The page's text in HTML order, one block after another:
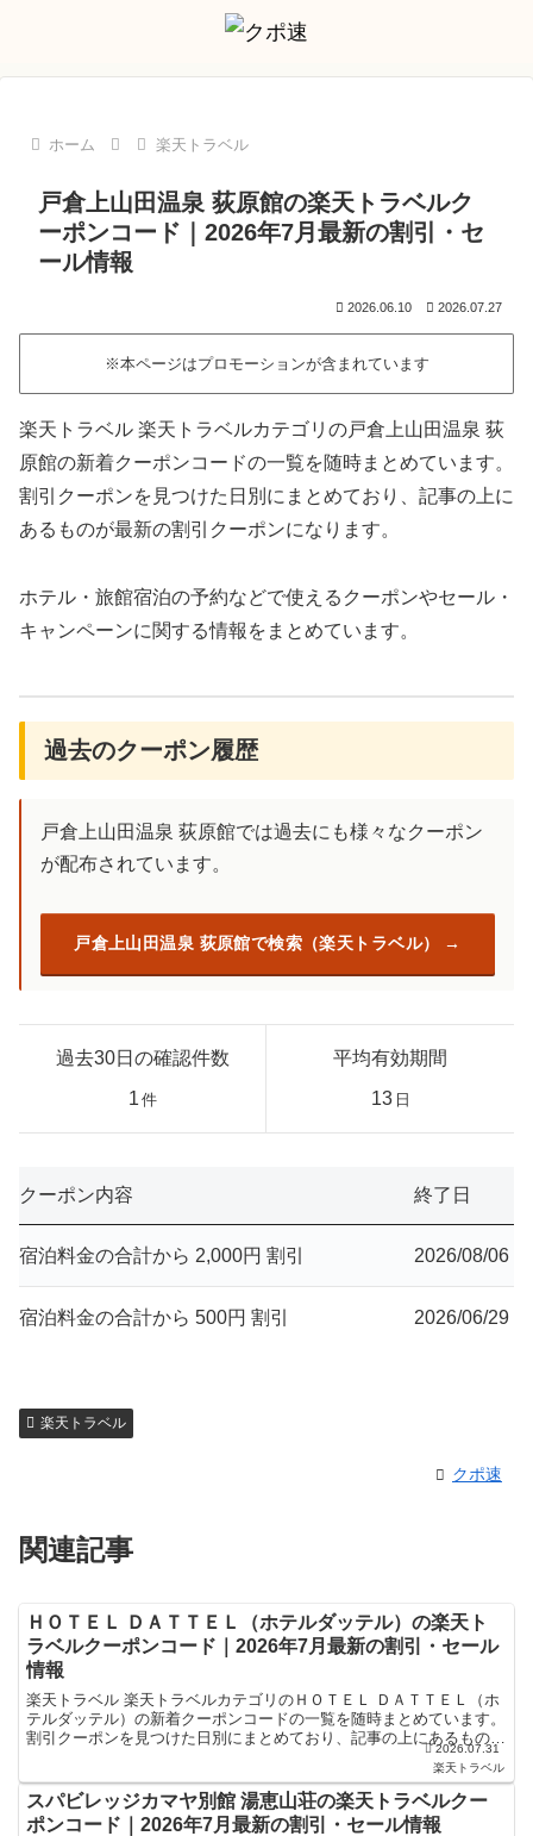
ホーム 楽天トラベル
戸倉上山田温泉 荻原館の楽天トラベルク
ーポンコード｜2026年7月最新の割引・セ
ール情報
2026.06.10 2026.07.27
※本ページはプロモーションが含まれています
楽天トラベル 楽天トラベルカテゴリの戸倉上山田温泉 荻
原館の新着クーポンコードの一覧を随時まとめています。
割引クーポンを見つけた日別にまとめており、記事の上に
あるものが最新の割引クーポンになります。
ホテル・旅館宿泊の予約などで使えるクーポンやセール・
キャンペーンに関する情報をまとめています。
過去のクーポン履歴
戸倉上山田温泉 荻原館では過去にも様々なクーポン
が配布されています。
戸倉上山田温泉 荻原館で検索（楽天トラベル）
過去30日の確認件数
1件
平均有効期間
13 日
クーポン内容 終了日
宿泊料金の合計から 2,000円 割引 2026/08/06
宿泊料金の合計から 500円 割引 2026/06/29
楽天トラベル
クポ速
関連記事
ＨＯＴＥＬ ＤＡＴＴＥＬ（ホテルダッテル）の楽天ト
ラベルクーポンコード｜2026年7月最新の割引・セール
情報
楽天トラベル 楽天トラベルカテゴリのＨＯＴＥＬ ＤＡＴＴＥＬ（ホ
テルダッテル）の新着クーポンコードの一覧を随時まとめています。
割引クーポンを見つけた日別にまとめており、記事の上にあるものが
最新の割引クーポンになります。ホテル・旅館宿泊の予約...2026.07.31
楽天トラベル
スパビレッジカマヤ別館 湯恵山荘の楽天トラベルクー
ポンコード｜2026年7月最新の割引・セール情報